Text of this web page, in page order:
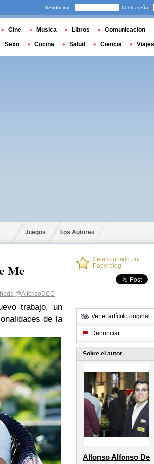
Juegos Los Autores
Me
@AlfonsoDCC
trabajo, un
de la
Seleccionado por
Paperblog
Ver el artículo original
Denunciar
Sobre el autor
Alfonso Alfonso De
Seudónimo Contraseña
Cine Música Libros Comunicación
Sexo Cocina Salud Ciencia Viajes